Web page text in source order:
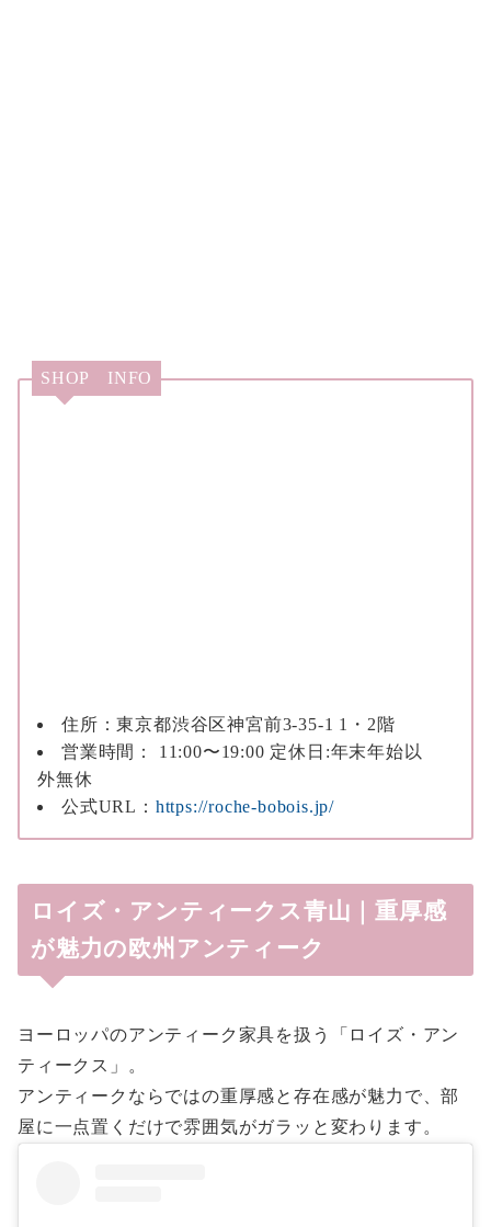
SHOP INFO
住所：東京都渋谷区神宮前3-35-1 1・2階
営業時間： 11:00〜19:00 定休日:年末年始以
外無休
公式URL： https://roche-bobois.jp/
ロイズ・アンティークス青山｜重厚感
が魅力の欧州アンティーク
ヨーロッパのアンティーク家具を扱う「ロイズ・アン
ティークス」。
アンティークならではの重厚感と存在感が魅力で、部
屋に一点置くだけで雰囲気がガラッと変わります。